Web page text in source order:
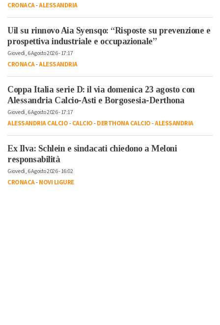
CRONACA-ALESSANDRIA
Uil su rinnovo Aia Syensqo: “Risposte su prevenzione e
prospettiva industriale e occupazionale”
Giovedì, 6 Agosto 2026 - 17:17
CRONACA-ALESSANDRIA
Coppa Italia serie D: il via domenica 23 agosto con
Alessandria Calcio-Asti e Borgosesia-Derthona
Giovedì, 6 Agosto 2026 - 17:17
ALESSANDRIA CALCIO-CALCIO-DERTHONA CALCIO-ALESSANDRIA
Ex Ilva: Schlein e sindacati chiedono a Meloni
responsabilità
Giovedì, 6 Agosto 2026 - 16:02
CRONACA-NOVI LIGURE